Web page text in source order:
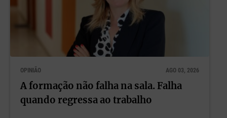
OPINIÃO AGO 03, 2026
A formação não falha na sala. Falha
quando regressa ao trabalho